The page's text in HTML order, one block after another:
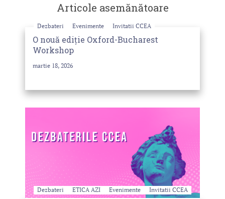
Articole asemănătoare
Dezbateri Evenimente Invitatii CCEA
O nouă ediție Oxford-Bucharest
Workshop
martie 18, 2026
Dezbateri ETICA AZI Evenimente Invitatii CCEA